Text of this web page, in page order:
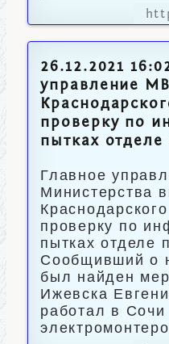
26.12.2021
управление
проверку по
пытках
Главное
Министерства
проверку по
пытках отделе
Сообщивший о
был найден
Ижевска
работал в Сочи